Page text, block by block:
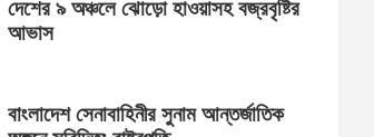
দেশের ৯ অঞ্চলে ঝোড়ো হাওয়াসহ বজ্রবৃষ্টির
আভাস
বাংলাদেশ সেনাবাহিনীর সুনাম আন্তর্জাতিক